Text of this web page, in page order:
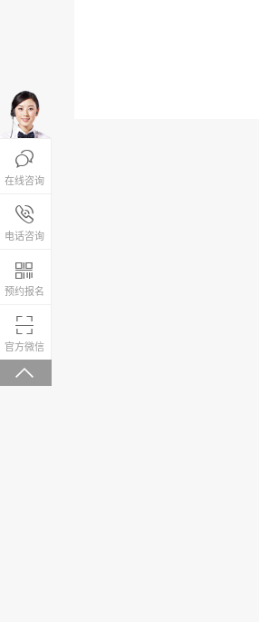

在线咨询

电话咨询

预约报名

官方微信
